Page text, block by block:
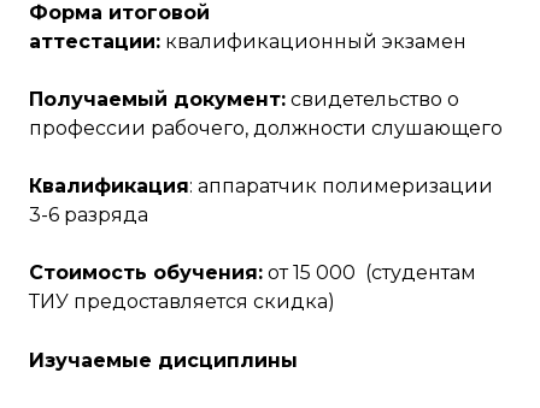
Форма итоговой
аттестации: квалификационный экзамен
Получаемый документ: свидетельство о
профессии рабочего, должности слушающего
Квалификация: аппаратчик полимеризации
3-6 разряда
Стоимость обучения: от 15 000 (студентам
ТИУ предоставляется скидка)
Изучаемые дисциплины